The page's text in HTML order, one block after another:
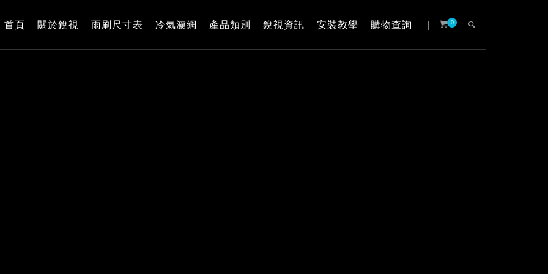
| 0
首頁 關於銳視 雨刷尺寸表 冷氣濾網 產品類別 銳視資訊 安裝教學 購物查詢